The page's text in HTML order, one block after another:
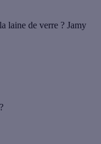
laine de verre ? Jamy